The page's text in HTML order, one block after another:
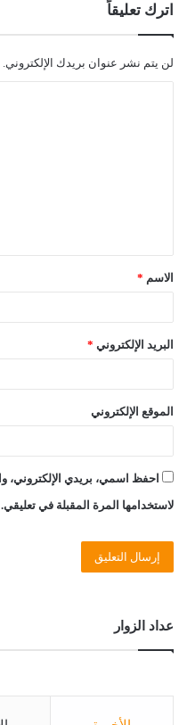
اترك تعليقاً
لن يتم نشر عنوان بريدك الإلكتروني.
ق
*
الاسم *
البريد الإلكتروني *
الموقع الإلكتروني
احفظ اسمي، بريدي الإلكتروني،
لاستخدامها المرة المقبلة في تعليقي.
عداد الزوار